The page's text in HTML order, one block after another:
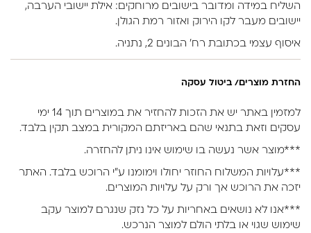
השליח במידה ומדובר בישובים מרוחקים: אילת יישובי הערבה,
יישובים מעבר לקו הירוק ואזור רמת הגולן.
איסוף עצמי בכתובת רח’ הבונים 2, נתניה.
החזרת מוצרים/ ביטול עסקה
למזמין באתר יש את הזכות להחזיר את במוצרים תוך 14 ימי
עסקים וזאת בתנאי שהם באריזתם המקורית במצב תקין בלבד.
***מוצר אשר נעשה בו שימוש אינו ניתן להחזרה.
***עלויות המשלוח החוזר יחולו וימומנו ע”י הרוכש בלבד. האתר
יזכה את הרוכש אך ורק על עלויות המוצרים.
***אנו לא נושאים באחריות על כל נזק שנגרם למוצר עקב
שימוש שגוי או בלתי הולם למוצר הנרכש.